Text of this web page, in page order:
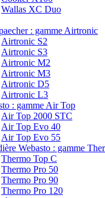
Wallas XC Duo
: gamme Airtronic
Airtronic S2
Airtronic S3
Airtronic M2
Airtronic M3
Airtronic D5
Airtronic L3
: gamme Air Top
Air Top 2000 STC
Air Top Evo 40
Air Top Evo 55
Webasto : gamme
Thermo Top C
Thermo Pro 50
Thermo Pro 90
Thermo Pro 120